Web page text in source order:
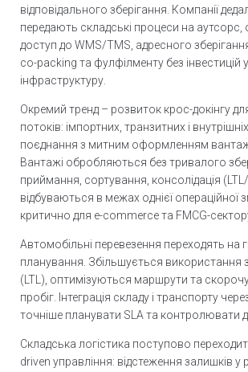
відповідального зберігання. Компанії
передають складські процеси на
доступ до WMS/TMS, адресного
co-packing та фулфілменту без інвестицій
інфраструктуру.
Окремий тренд – розвиток крос-докінгу
потоків: імпортних, транзитних і
поєднання з митним оформленням
Вантажі обробляються без тривалого
приймання, сортування, консолідація (LTL/
відбуваються в межах однієї операційної
критично для e-commerce та FMCG-
Автомобільні перевезення переходять на
планування. Збільшується використання
(LTL), оптимізуються маршрути та
пробіг. Інтеграція складу і транспорту
точніше планувати SLA та контролювати
Складська логістика поступово
driven управління: відстеження залишків у